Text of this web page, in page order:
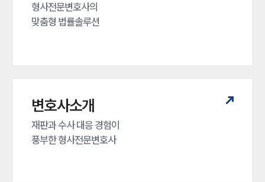
형사전문변호사의
맞춤형 법률솔루션
변호사소개
재판과 수사 대응 경험이
풍부한 형사전문변호사